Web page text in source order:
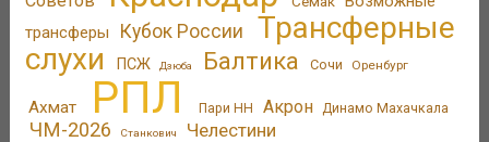
трансферы
Кубок России
Трансферные
слухи
ПСЖ Дзюба Балтика Сочи Оренбург
Ахмат РПЛ Пари НН Акрон Динамо Махачкала
ЧМ-2026 Станкович Челестини